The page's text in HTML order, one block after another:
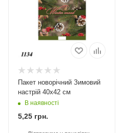
Пакет новорічний Зимовий
настрій 40х42 см
В наявності
5,25 грн.